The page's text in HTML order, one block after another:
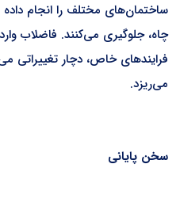
ساختمان‌های مختلف را انجام داده
چاه، جلوگیری می‌کنند. فاضلاب
فرایند‌های خاص، دچار
می‌ریزد.
سخن پایانی